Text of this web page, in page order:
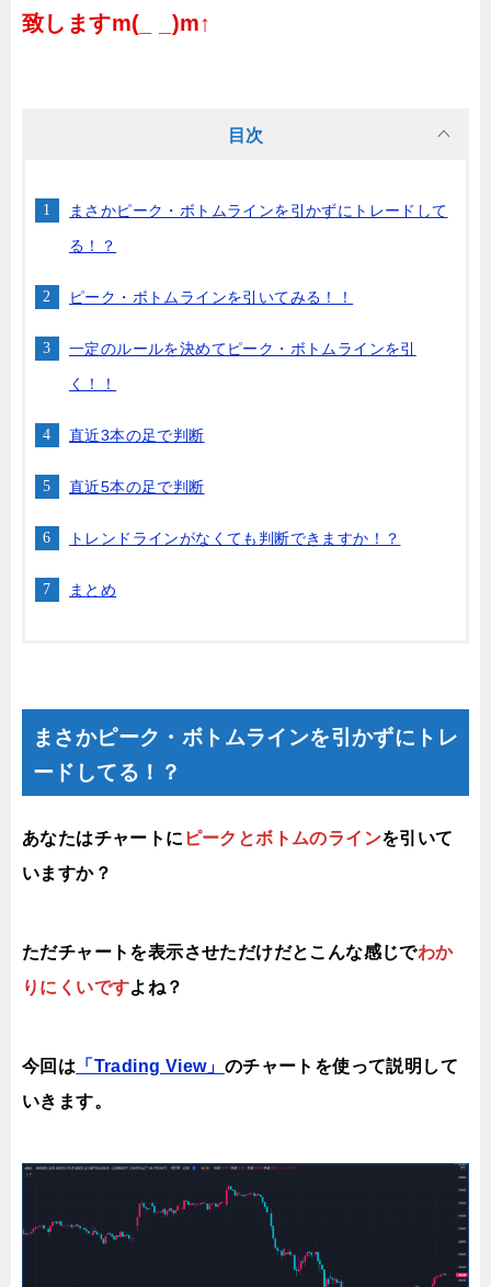
致しますm(_ _)m↑
目次
まさかピーク・ボトムラインを引かずにトレードして
る！？
ピーク・ボトムラインを引いてみる！！
一定のルールを決めてピーク・ボトムラインを引
く！！
直近3本の足で判断
直近5本の足で判断
トレンドラインがなくても判断できますか！？
まとめ
まさかピーク・ボトムラインを引かずにトレ
ードしてる！？
あなたはチャートに ピークとボトムのラインを引いて
いますか？
ただチャートを表示させただけだとこんな感じでわか
りにくいですよね？
今回は 「Trading View」 のチャートを使って説明して
いきます。